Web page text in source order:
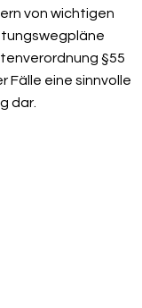
von wichtigen
§55
Fälle eine sinnvolle
dar.